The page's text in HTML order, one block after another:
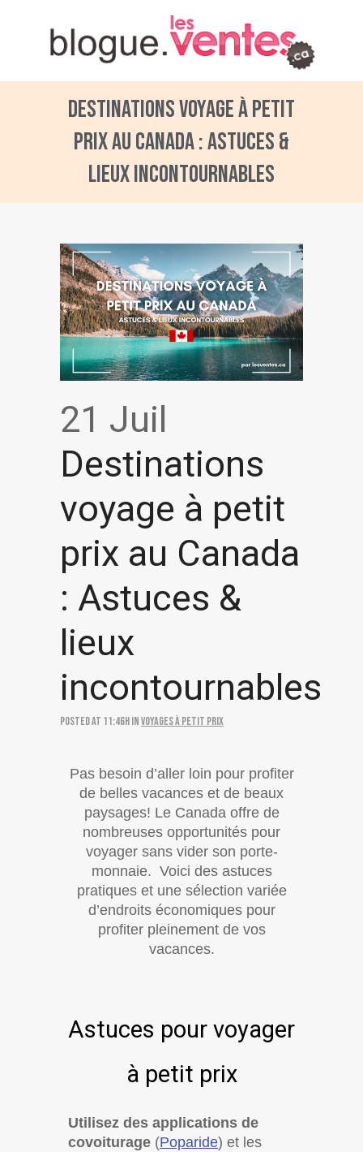
Destinations voyage à petit
prix au Canada : Astuces &
lieux incontournables
21 Juil
Destinations
voyage à petit
prix au Canada
: Astuces &
lieux
incontournables
Posted at 11:46hinVoyages à petit prix
Pas besoin d’aller loin pour profiter
de belles vacances et de beaux
paysages! Le Canada offre de
nombreuses opportunités pour
voyager sans vider son porte-
monnaie. Voici des astuces
pratiques et une sélection variée
d’endroits économiques pour
profiter pleinement de vos
vacances.
Astuces pour voyager
à petit prix
Utilisez des applications de
covoiturage (Poparide) et les